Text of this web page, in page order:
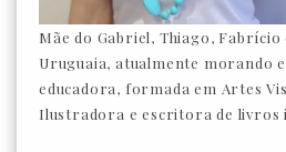
Mãe do Gabriel, Thiago, Fabrício
Uruguaia, atualmente morando
educadora, formada em Artes
Ilustradora e escritora de livros